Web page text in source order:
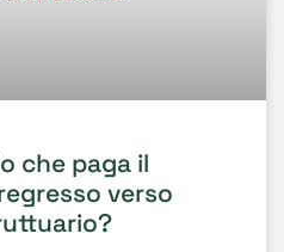
che paga il
verso